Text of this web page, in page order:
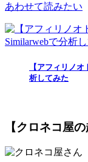
あわせて読みたい
【アフィリノ
析してみた
【クロネコ屋